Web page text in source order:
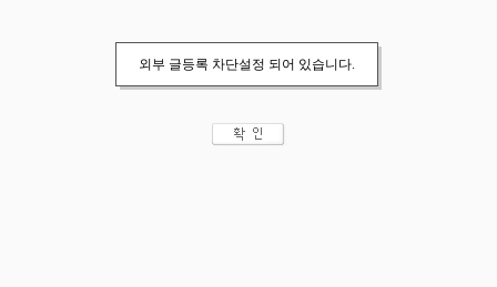
외부 글등록 차단설정 되어 있습니다.